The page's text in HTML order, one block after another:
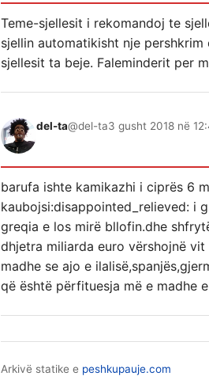
Teme-sjellesit i rekomandoj te
sjellin automatikisht nje
sjellesit ta beje. Faleminderit per
del-ta@del-ta3 gusht 2018 në
barufa ishte kamikazhi i ciprës 6
kaubojsi:disappointed_relieved: i
greqia e los mirë bllofin.dhe
dhjetra miliarda euro vërshojnë
madhe se ajo e
që është përfituesja më e madhe
Arkivë statike e peshkupauje.com